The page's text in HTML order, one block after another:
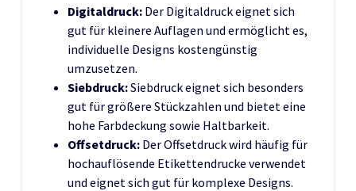
Digitaldruck: Der Digitaldruck eignet sich
gut für kleinere Auflagen und ermöglicht es,
individuelle Designs kostengünstig
umzusetzen.
Siebdruck:Siebdruck eignet sich besonders
gut für größere Stückzahlen und bietet eine
hohe Farbdeckung sowie Haltbarkeit.
Offsetdruck: Der Offsetdruck wird häufig für
hochauflösende Etikettendrucke verwendet
und eignet sich gut für komplexe Designs.